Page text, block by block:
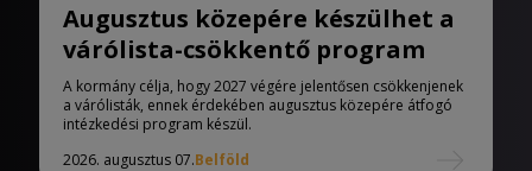
Augusztus közepére készülhet a
várólista-csökkentő program
A kormány célja, hogy 2027 végére jelentősen csökkenjenek
a várólisták, ennek érdekében augusztus közepére átfogó
intézkedési program készül.
2026. augusztus 07.Belföld